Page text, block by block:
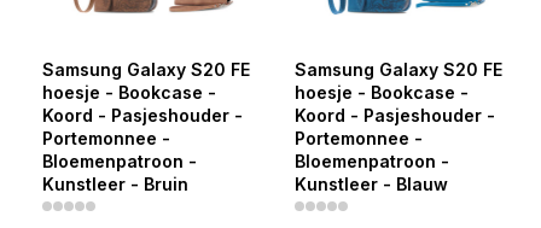
Samsung Galaxy S20 FE
hoesje - Bookcase -
Koord - Pasjeshouder -
Portemonnee -
Bloemenpatroon -
Kunstleer - Bruin
Samsung Galaxy S20 FE
hoesje - Bookcase -
Koord - Pasjeshouder -
Portemonnee -
Bloemenpatroon -
Kunstleer - Blauw